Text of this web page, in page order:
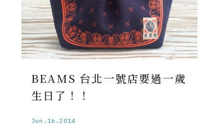
BEAMS 台北一號店要過一歲
生日了！！
Jun.16.2014